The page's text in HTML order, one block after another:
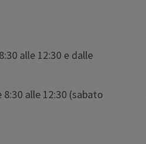
alle 12:30 e dalle
alle 12:30 (sabato